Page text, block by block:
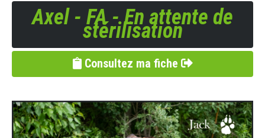
Axel - FA - En attente de
stérilisation
Consultez ma fiche